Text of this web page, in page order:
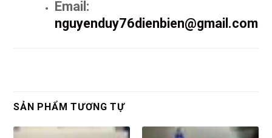
Email:
nguyenduy76dienbien@gmail.com
SẢN PHẨM TƯƠNG TỰ